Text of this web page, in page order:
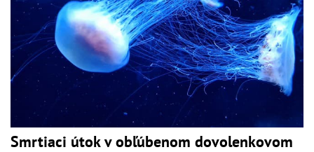
Smrtiaci útok v obľúbenom dovolenkovom